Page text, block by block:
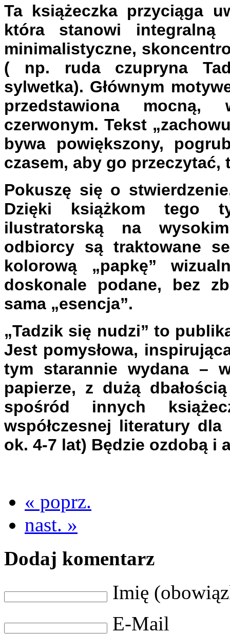
Ta książeczka przyciąga
która stanowi
minimalistyczne,
( np. ruda czupryna
sylwetka). Głównym
przedstawiona
czerwonym. Tekst
bywa powiększony,
czasem, aby go przeczytać,
Pokuszę się o
Dzięki książkom tego
ilustratorską na
odbiorcy są traktowane
kolorową „papkę”
doskonale podane, bez
sama „esencja”.
„Tadzik się nudzi” to
Jest pomysłowa,
tym starannie wydana –
papierze, z dużą
spośród innych
współczesnej literatury dla
ok. 4-7 lat) Będzie ozdobą
« poprz.
nast. »
Dodaj komentarz
Imię
E-Mail